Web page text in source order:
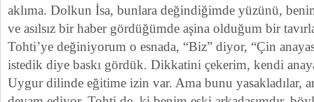
aklıma. Dolkun İsa, bunlara değindiğimde yüzünü,
ve asılsız bir haber gördüğümde aşina olduğum bir
Tohti’ye değiniyorum o esnada, “Biz” diyor, “Çin
istedik diye baskı gördük. Dikkatini çekerim, kendi
Uygur dilinde eğitime izin var. Ama bunu yasakladılar,